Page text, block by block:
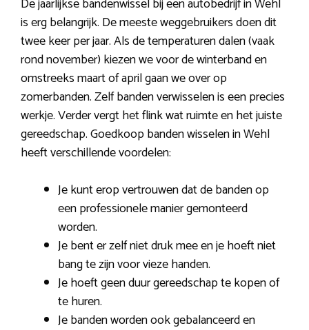
is erg belangrijk. De meeste weggebruikers doen dit
twee keer per jaar. Als de temperaturen dalen (vaak
rond november) kiezen we voor de winterband en
omstreeks maart of april gaan we over op
zomerbanden. Zelf banden verwisselen is een precies
werkje. Verder vergt het flink wat ruimte en het juiste
gereedschap. Goedkoop banden wisselen in Wehl
heeft verschillende voordelen:
Je kunt erop vertrouwen dat de banden op
een professionele manier gemonteerd
worden.
Je bent er zelf niet druk mee en je hoeft niet
bang te zijn voor vieze handen.
Je hoeft geen duur gereedschap te kopen of
te huren.
Je banden worden ook gebalanceerd en